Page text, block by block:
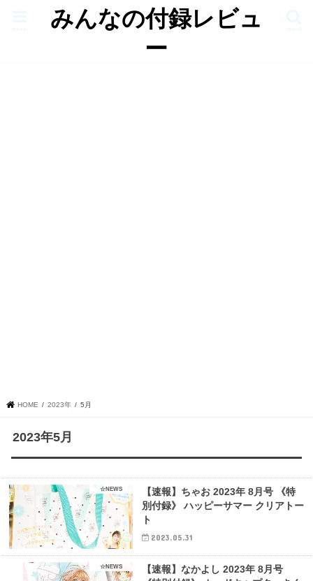
みんなの付録レビュ
ー
HOME 2023年 5月
2023年5月
☆NEWS
【速報】ちゃお 2023年 8月号 《特
別付録》 ハッピーサマー クリアトー
ト
2023.05.31
☆NEWS
【速報】なかよし 2023年 8月号